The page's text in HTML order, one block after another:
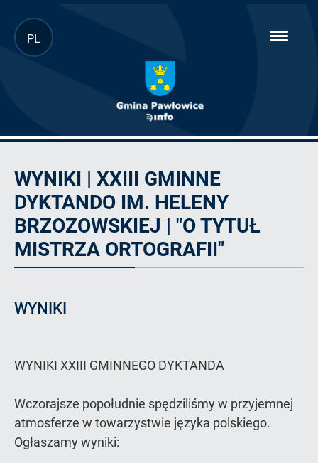
Przejdź
do
PL
WYNIKI | XXIII GMINNE
DYKTANDO IM. HELENY
BRZOZOWSKIEJ | "O TYTUŁ
MISTRZA ORTOGRAFII"
WYNIKI
WYNIKI XXIII GMINNEGO DYKTANDA
Wczorajsze popołudnie spędziliśmy w przyjemnej
atmosferze w towarzystwie języka polskiego.
Ogłaszamy wyniki: